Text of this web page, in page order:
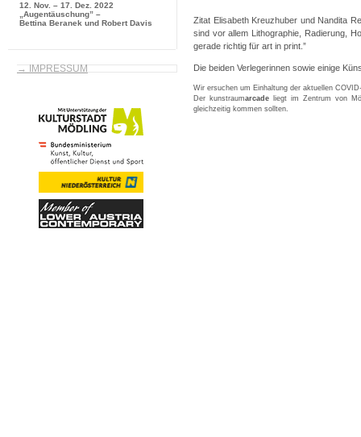
Weitere
https://
Zitat Elisabeth Kreuzhuber und Nandita
sind vor allem Lithographie, Radierung,
gerade richtig für art in print.”
Die beiden Verlegerinnen sowie einige
Wir ersuchen um Einhaltung der aktuellen
Der kunstraumarcadeliegt im Zentrum von
gleichzeitig kommen sollten.
12. Nov. – 17. Dez. 2022
„Augentäuschung” –
Bettina Beranek und Robert Davis
→ IMPRESSUM